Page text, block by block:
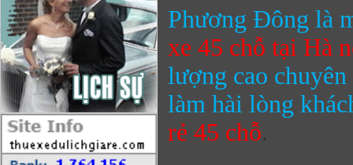
Phương Đông là
xe 45 chỗ tại Hà
lượng cao
làm hài lòng
rẻ 45 chỗ